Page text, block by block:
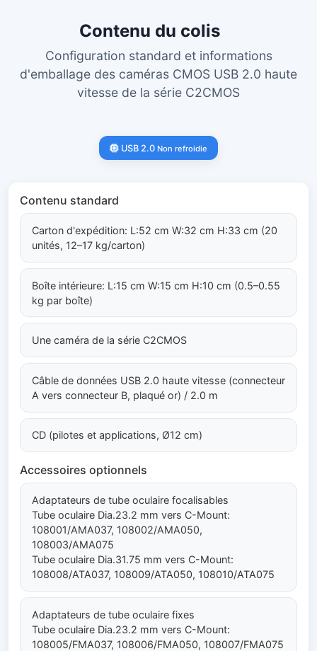
Contenu du colis
Configuration standard et informations
d'emballage des caméras CMOS USB 2.0 haute
vitesse de la série C2CMOS
USB 2.0 Non refroidie
Contenu standard
Carton d'expédition: L:52 cm W:32 cm H:33 cm (20
unités, 12–17 kg/carton)
Boîte intérieure: L:15 cm W:15 cm H:10 cm (0.5–0.55
kg par boîte)
Une caméra de la série C2CMOS
Câble de données USB 2.0 haute vitesse (connecteur
A vers connecteur B, plaqué or) / 2.0 m
CD (pilotes et applications, Ø12 cm)
Accessoires optionnels
Adaptateurs de tube oculaire focalisables
Tube oculaire Dia.23.2 mm vers C-Mount:
108001/AMA037, 108002/AMA050,
108003/AMA075
Tube oculaire Dia.31.75 mm vers C-Mount:
108008/ATA037, 108009/ATA050, 108010/ATA075
Adaptateurs de tube oculaire fixes
Tube oculaire Dia.23.2 mm vers C-Mount:
108005/FMA037, 108006/FMA050, 108007/FMA075